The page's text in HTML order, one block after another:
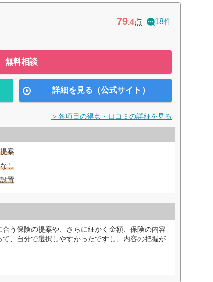
79.4点 18件
無料相談
詳細を見る（公式サイト）
＞各項目の得点・口コミの詳細を見る
案
し
置
う保険の提案や、さらに細かく金額、保険の内容
、自分で選択しやすかったですし、内容の把握が